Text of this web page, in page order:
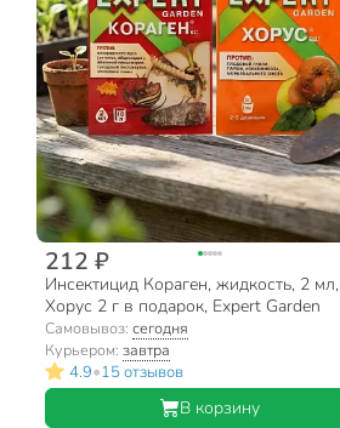
212 ₽
Инсектицид Кораген, жидкость, 2 мл,
Хорус 2 г в подарок, Expert Garden
Самовывоз: сегодня
Курьером: завтра
4.9•15 отзывов
В корзину